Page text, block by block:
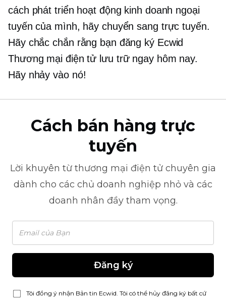
cách phát triển hoạt động kinh doanh ngoại
tuyến của mình, hãy chuyển sang trực tuyến.
Hãy chắc chắn rằng bạn đăng ký Ecwid
Thương mại điện tử lưu trữ ngay hôm nay.
Hãy nhảy vào nó!
Cách bán hàng trực
tuyến
Lời khuyên từ thương mại điện tử chuyên gia
dành cho các chủ doanh nghiệp nhỏ và các
doanh nhân đầy tham vọng.
Đăng ký
Tôi đồng ý nhận Bản tin Ecwid. Tôi có thể hủy đăng ký bất cứ